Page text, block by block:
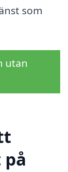
som
utan